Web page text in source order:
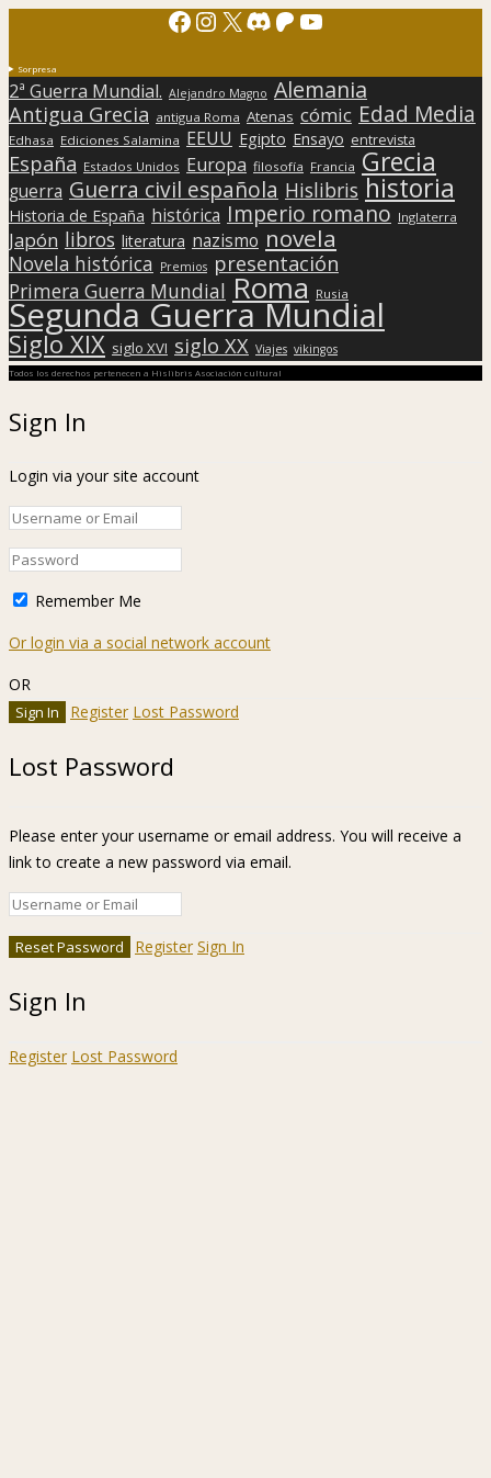
Facebook
Instagram
X Discord
Patreon
YouTube
Sorpresa
2ª Guerra Mundial. Alejandro Magno Alemania
Antigua Grecia antigua Roma Atenas cómic Edad Media
Edhasa Ediciones Salamina EEUU Egipto Ensayo entrevista
España Estados Unidos Europa filosofía Francia Grecia
guerra Guerra civil española Hislibris historia
Historia de España histórica Imperio romano Inglaterra
Japón libros literatura nazismo novela
Novela histórica Premios presentación
Primera Guerra Mundial Roma Rusia
Segunda Guerra Mundial
Siglo XIX siglo XVI siglo XX Viajes vikingos
Todos los derechos pertenecen a Hislibris Asociación cultural
Sign In
Login via your site account
Remember Me
Or login via a social network account
OR
Register Lost Password
Lost Password
Please enter your username or email address. You will receive a
link to create a new password via email.
Register Sign In
Sign In
Register Lost Password